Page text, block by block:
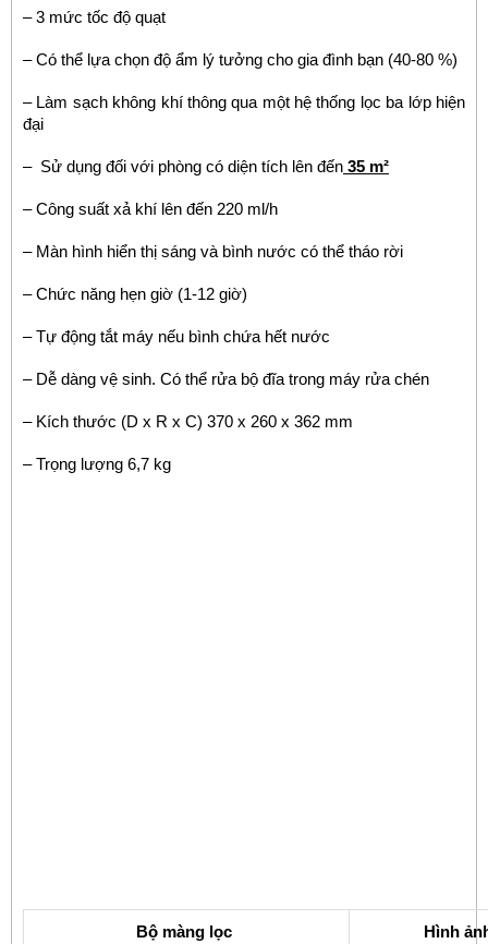
– 3 mức tốc độ quạt
– Có thể lựa chọn độ ẩm lý tưởng cho gia đình bạn (40-80 %)
– Làm sạch không khí thông qua một hệ thống lọc ba lớp hiện
đại
– Sử dụng đối với phòng có diện tích lên đến 35 m²
– Công suất xả khí lên đến 220 ml/h
– Màn hình hiển thị sáng và bình nước có thể tháo rời
– Chức năng hẹn giờ (1-12 giờ)
– Tự động tắt máy nếu bình chứa hết nước
– Dễ dàng vệ sinh. Có thể rửa bộ đĩa trong máy rửa chén
– Kích thước (D x R x C) 370 x 260 x 362 mm
– Trọng lượng 6,7 kg
Bộ màng lọc Hình